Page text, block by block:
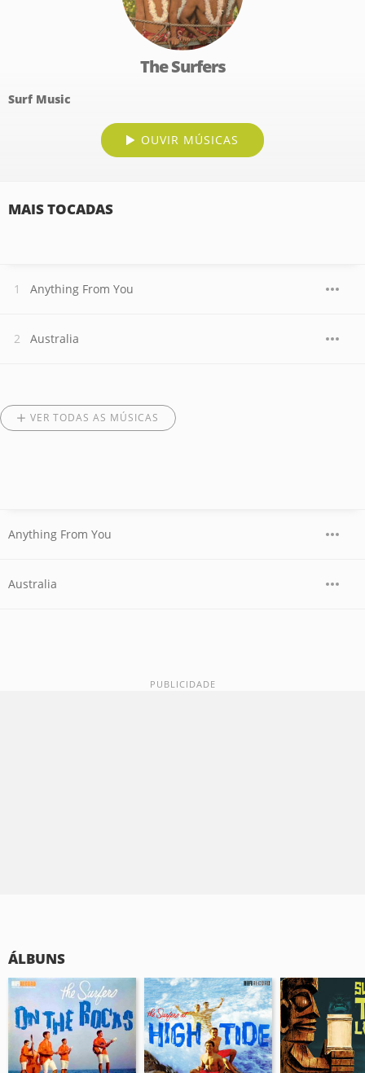
The Surfers
Surf Music
OUVIR MÚSICAS
MAIS TOCADAS
Anything From You
Australia
VER TODAS AS MÚSICAS
Anything From You
Australia
ÁLBUNS